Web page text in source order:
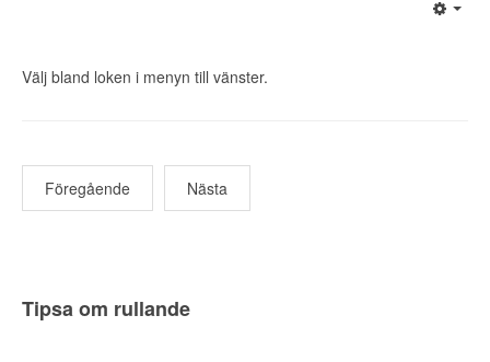
Välj bland loken i menyn till vänster.
Föregående Nästa
Tipsa om rullande